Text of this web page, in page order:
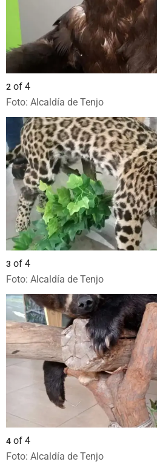
2 of 4
Foto: Alcaldía de Tenjo
3 of 4
Foto: Alcaldía de Tenjo
4 of 4
Foto: Alcaldía de Tenjo